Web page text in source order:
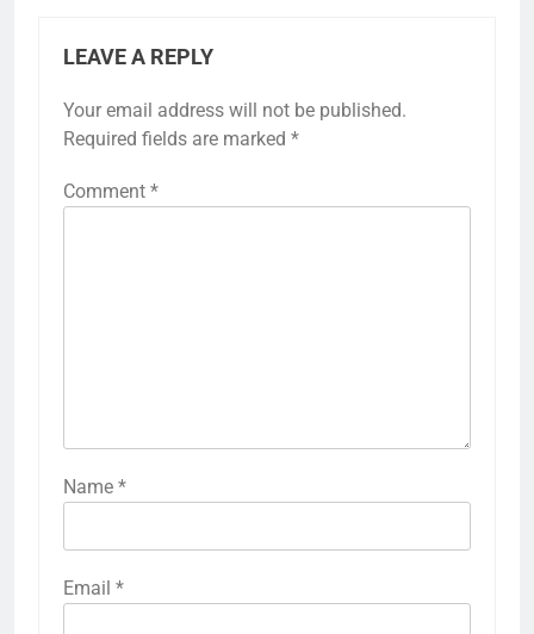
LEAVE A REPLY
Your email address will not be published.
Required fields are marked *
Comment *
Name *
Email *